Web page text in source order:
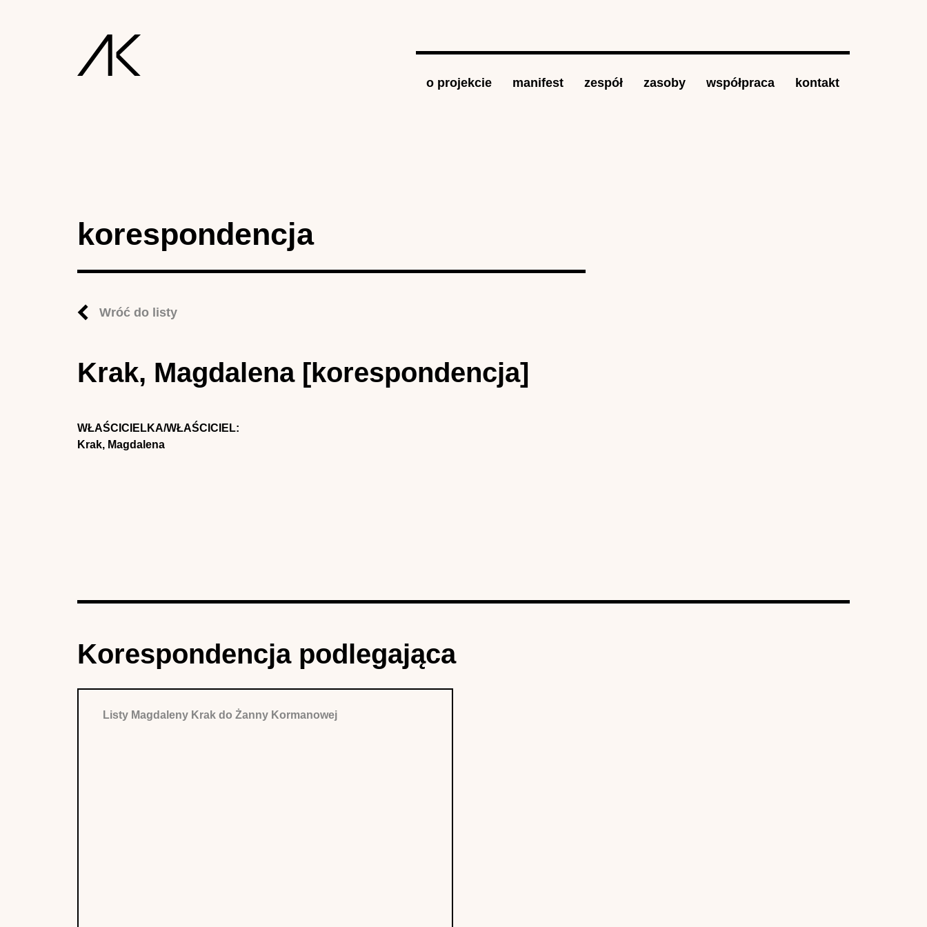
o projekcie manifest zespół zasoby współpraca kontakt
korespondencja
Wróć do listy
Krak, Magdalena [korespondencja]
WŁAŚCICIELKA/WŁAŚCICIEL:
Krak, Magdalena
Korespondencja podlegająca
Listy Magdaleny Krak do Żanny Kormanowej